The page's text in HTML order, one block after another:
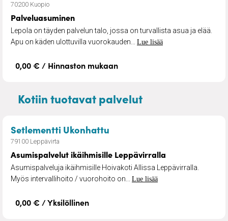
70200 Kuopio
Palveluasuminen
Lepola on täyden palvelun talo, jossa on turvallista asua ja elää.
Apu on käden ulottuvilla vuorokauden... Lue lisää
0,00 € / Hinnaston mukaan
Kotiin tuotavat palvelut
Setlementti Ukonhattu
79100 Leppävirta
Asumispalvelut ikäihmisille Leppävirralla
Asumispalveluja ikäihmisille Hoivakoti Allissa Leppävirralla.
Myös intervallihoito / vuorohoito on... Lue lisää
0,00 € / Yksilöllinen